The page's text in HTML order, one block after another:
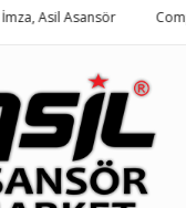
Asil Asansör